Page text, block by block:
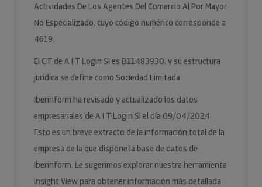
Actividades De Los Agentes Del Comercio Al Por Mayor
No Especializado, cuyo código numérico corresponde a
4619.
El CIF de A I T Login Sl es B11483930, y su estructura
jurídica se define como Sociedad Limitada.
Iberinform ha revisado y actualizado los datos
empresariales de A I T Login Sl el día 09/04/2024.
Esto es un breve extracto de la información total de la
empresa de la que dispone la base de datos de
Iberinform. Le sugerimos explorar nuestra herramienta
Insight View para obtener información más detallada